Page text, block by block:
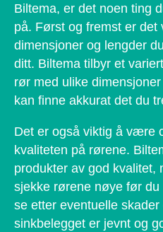
Biltema, er det noen ting
på. Først og fremst er det
dimensjoner og lengder
ditt. Biltema tilbyr et
rør med ulike
kan finne akkurat det du
Det er også viktig å være
kvaliteten på rørene.
produkter av god
sjekke rørene nøye før
se etter eventuelle
sinkbelegget er jevnt og